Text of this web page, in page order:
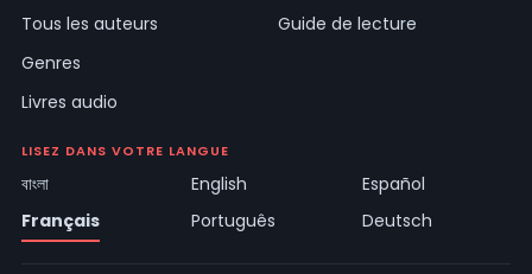
Tous les auteurs
Genres
Livres audio
Guide de lecture
LISEZ DANS VOTRE LANGUE
বাংলা English
Español
Français
Português Deutsch